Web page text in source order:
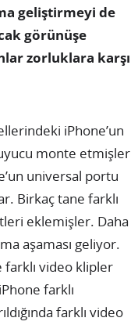
geliştirmeyi de
görünüşe
zorluklara karşı
iPhone’un
monte etmişler
universal portu
Birkaç tane farklı
eklemişler. Daha
aşaması geliyor.
farklı video klipler
farklı
farklı video